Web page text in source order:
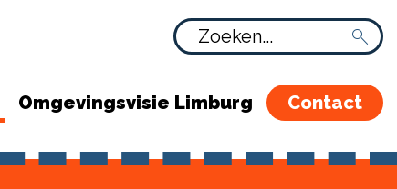
Omgevingsvisie Limburg Contact